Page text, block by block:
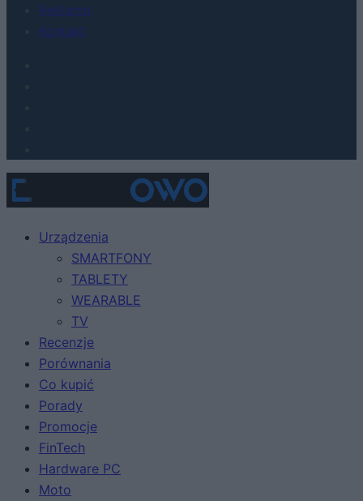
Reklama
Kontakt
Urządzenia
SMARTFONY
TABLETY
WEARABLE
TV
Recenzje
Porównania
Co kupić
Porady
Promocje
FinTech
Hardware PC
Moto